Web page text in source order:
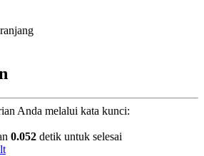
Anda melalui kata kunci:
0.052 detik untuk selesai